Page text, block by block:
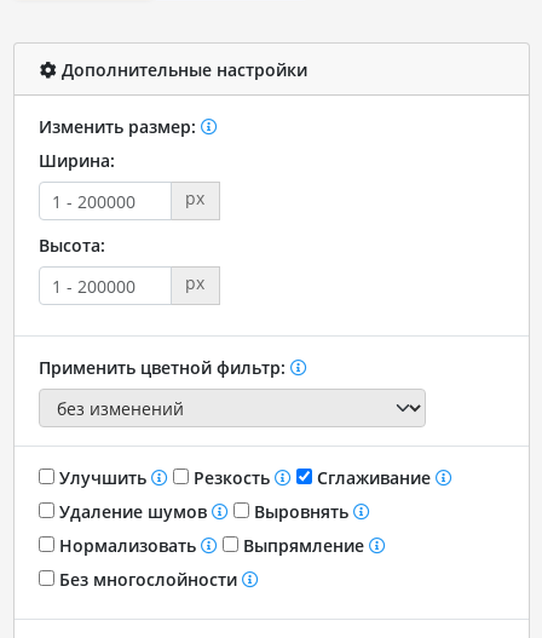
Дополнительные настройки
Изменить размер:
Ширина:
px
Высота:
px
Применить цветной фильтр:
Улучшить Резкость
Сглаживание
Удаление шумов
Выровнять
Нормализовать
Выпрямление
Без многослойности